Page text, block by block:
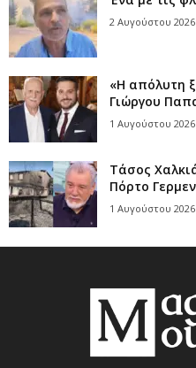
2 Αυγούστου 2026
«Η απόλυτη
Γιώργου
1 Αυγούστου 2026
Τάσος
Πόρτο
1 Αυγούστου 2026